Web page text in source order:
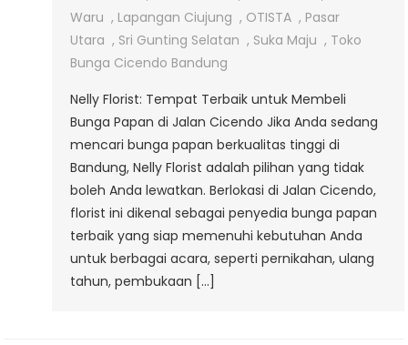
Cicendo
Waru , Lapangan Ciujung , OTISTA , Pasar
Utara , Sri Gunting Selatan , Suka Maju , Toko
Bunga Cicendo Bandung
Nelly Florist: Tempat Terbaik untuk Membeli
Bunga Papan di Jalan Cicendo Jika Anda sedang
mencari bunga papan berkualitas tinggi di
Bandung, Nelly Florist adalah pilihan yang tidak
boleh Anda lewatkan. Berlokasi di Jalan Cicendo,
florist ini dikenal sebagai penyedia bunga papan
terbaik yang siap memenuhi kebutuhan Anda
untuk berbagai acara, seperti pernikahan, ulang
tahun, pembukaan […]